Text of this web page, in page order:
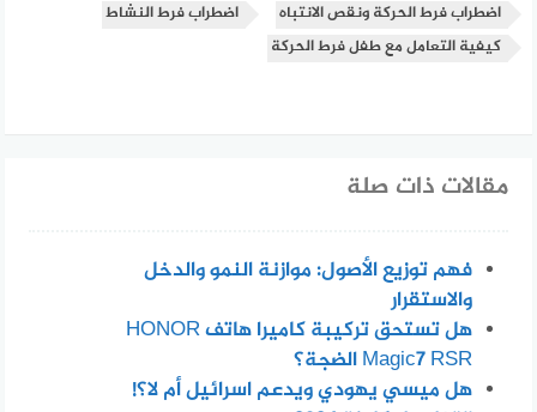
اضطراب فرط الحركة ونقص الانتباه
اضطراب فرط النشاط
كيفية التعامل مع طفل فرط الحركة
مقالات ذات صلة
فهم توزيع الأصول: موازنة النمو والدخل
والاستقرار
هل تستحق تركيبة كاميرا هاتف HONOR
Magic7 RSR الضجة؟
هل ميسي يهودي ويدعم اسرائيل أم لا؟!